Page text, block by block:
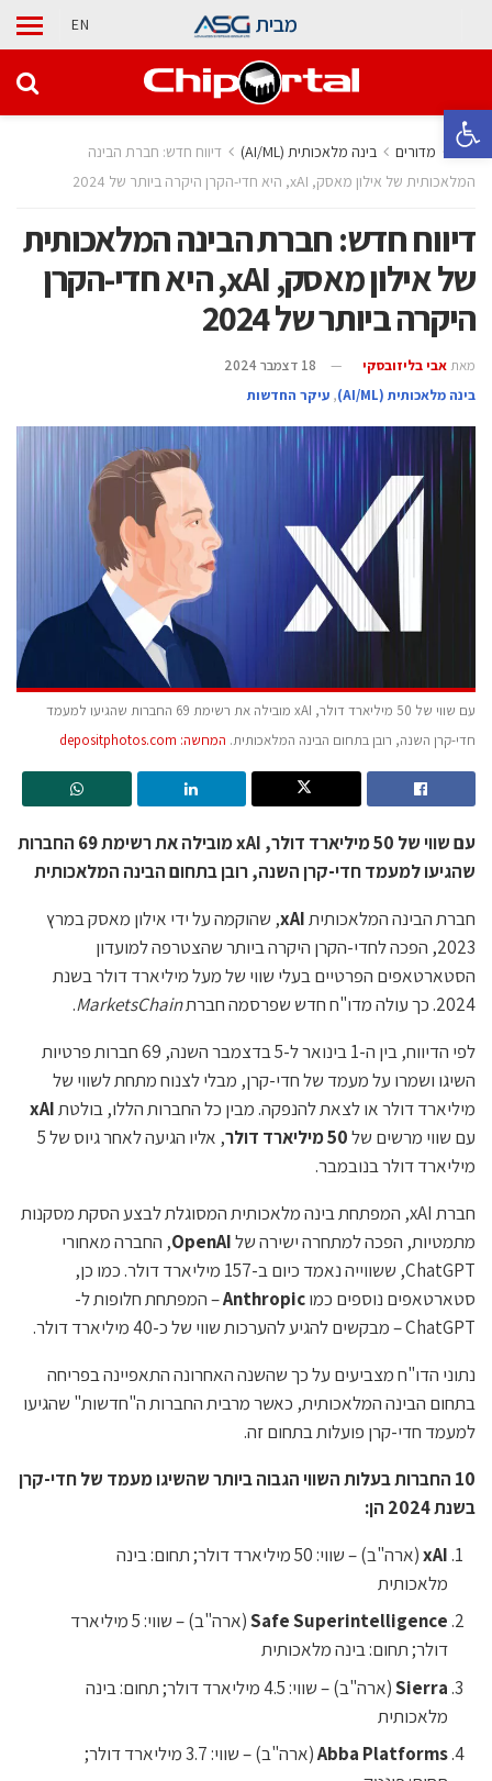
פתח סרגל נגישות
מבית EN
בית מדורים בינה מלאכותית (AI/ML)
דיווח חדש: חברת הבינה
המלאכותית של אילון מאסק, xAI, היא חדי-הקרן היקרה ביותר של 2024
דיווח חדש: חברת הבינה המלאכותית
של אילון מאסק, xAI, היא חדי-הקרן
היקרה ביותר של 2024
מאת אבי בליזובסקי
18 דצמבר 2024
בינה מלאכותית (AI/ML)
, עיקר החדשות
עם שווי של 50 מיליארד דולר, xAI מובילה את רשימת 69 החברות שהגיעו למעמד
חדי-קרן השנה, רובן בתחום הבינה המלאכותית. המחשה: depositphotos.com
עם שווי של 50 מיליארד דולר, xAI מובילה את רשימת 69 החברות
שהגיעו למעמד חדי-קרן השנה, רובן בתחום הבינה המלאכותית
חברת הבינה המלאכותיתxAI, שהוקמה על ידי אילון מאסק במרץ
2023, הפכה לחדי-הקרן היקרה ביותר שהצטרפה למועדון
הסטארטאפים הפרטיים בעלי שווי של מעל מיליארד דולר בשנת
2024. כך עולה מדו"ח חדש שפרסמה חברת
MarketsChain
.
לפי הדיווח, בין ה-1 בינואר ל-5 בדצמבר השנה, 69 חברות פרטיות
השיגו ושמרו על מעמד של חדי-קרן, מבלי לצנוח מתחת לשווי של
מיליארד דולר או לצאת להנפקה. מבין כל החברות הללו, בולטתxAI
עם שווי מרשים של50 מיליארד דולר
, אליו הגיעה לאחר גיוס של 5
מיליארד דולר בנובמבר.
חברת xAI, המפתחת בינה מלאכותית המסוגלת לבצע הסקת מסקנות
מתמטיות, הפכה למתחרה ישירה שלOpenAI, החברה מאחורי
ChatGPT, ששווייה נאמד כיום ב-157 מיליארד דולר. כמו כן,
סטארטאפים נוספים כמוAnthropic– המפתחת חלופות ל-
ChatGPT – מבקשים להגיע להערכות שווי של כ-40 מיליארד דולר.
נתוני הדו"ח מצביעים על כך שהשנה האחרונה התאפיינה בפריחה
בתחום הבינה המלאכותית, כאשר מרבית החברות ה"חדשות" שהגיעו
למעמד חדי-קרן פועלות בתחום זה.
10 החברות בעלות השווי הגבוה ביותר שהשיגו מעמד של חדי-קרן
בשנת 2024 הן:
xAI
(ארה"ב) – שווי: 50 מיליארד דולר; תחום: בינה
מלאכותית
Safe Superintelligence
(ארה"ב) – שווי: 5 מיליארד
דולר; תחום: בינה מלאכותית
Sierra
(ארה"ב) – שווי: 4.5 מיליארד דולר; תחום: בינה
מלאכותית
Abba Platforms
(ארה"ב) – שווי: 3.7 מיליארד דולר;